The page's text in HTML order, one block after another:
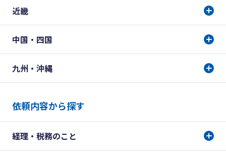
近畿
中国・四国
九州・沖縄
依頼内容から探す
経理・税務のこと